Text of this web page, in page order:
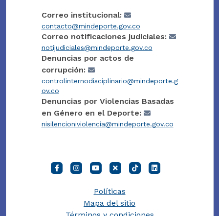
Correo institucional:
contacto@mindeporte.gov.co
Correo notificaciones judiciales:
notijudiciales@mindeporte.gov.co
Denuncias por actos de
corrupción:
controlinternodisciplinario@mindeporte.g
ov.co
Denuncias por Violencias Basadas
en Género en el Deporte:
nisilencioniviolencia@mindeporte.gov.co
Políticas
Mapa del sitio